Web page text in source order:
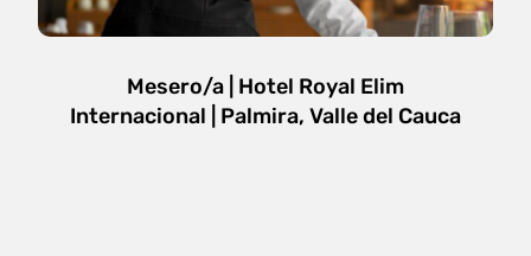
Mesero/a | Hotel Royal Elim
Internacional | Palmira, Valle del Cauca